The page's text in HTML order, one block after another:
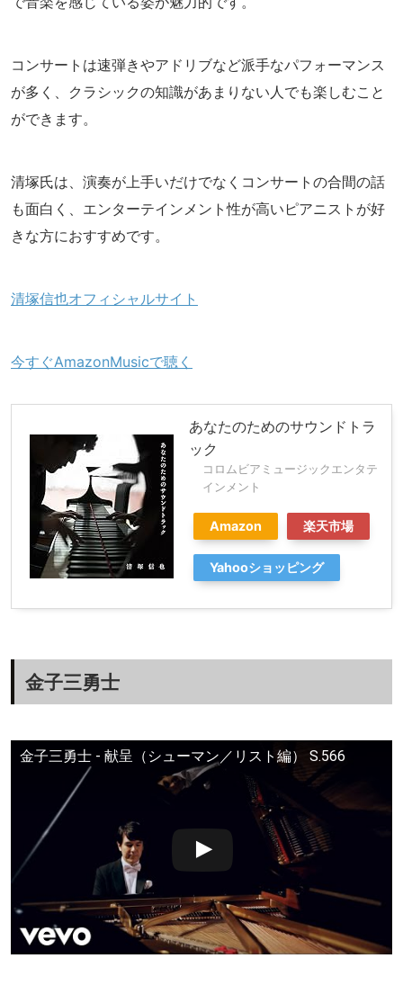
コンサートは速弾きやアドリブなど派手なパフォーマンス
が多く、クラシックの知識があまりない人でも楽しむこと
ができます。
清塚氏は、演奏が上手いだけでなくコンサートの合間の話
も面白く、エンターテインメント性が高いピアニストが好
きな方におすすめです。
清塚信也オフィシャルサイト
今すぐAmazonMusicで聴く
あなたのためのサウンドトラ
ック
コロムビアミュージックエンタテ
インメント
Amazon 楽天市場
Yahooショッピング
金子三勇士
金子三勇士 - 献呈（シューマン／リスト編） S.566